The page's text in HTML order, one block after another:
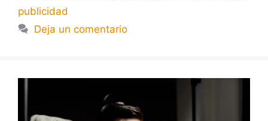
publicidad
Deja un comentario